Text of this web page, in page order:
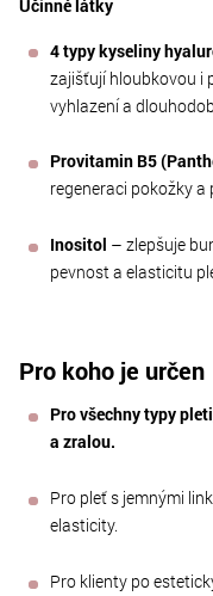
Účinné látky
4 typy kyseliny
zajišťují hloubkovou i
vyhlazení a
Provitamin B5
regeneraci pokožky a
Inositol – zlepšuje
pevnost a elasticitu
Pro koho je určen
Pro všechny typy
a zralou.
Pro pleť s jemnými
elasticity.
Pro klienty po